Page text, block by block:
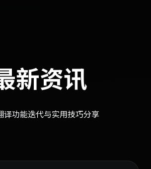
新资讯
译功能迭代与实用技巧分享